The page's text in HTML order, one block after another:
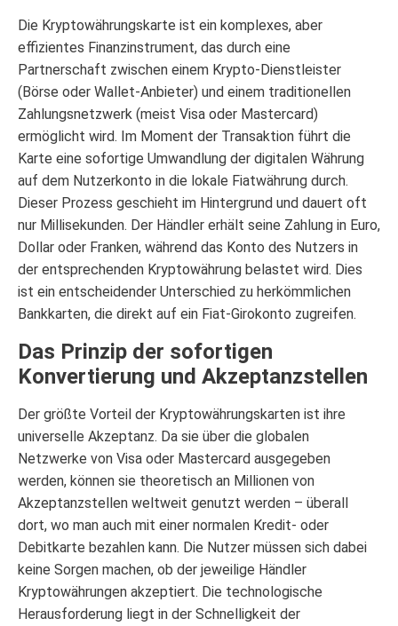
Die Kryptowährungskarte ist ein komplexes, aber
effizientes Finanzinstrument, das durch eine
Partnerschaft zwischen einem Krypto-Dienstleister
(Börse oder Wallet-Anbieter) und einem traditionellen
Zahlungsnetzwerk (meist Visa oder Mastercard)
ermöglicht wird. Im Moment der Transaktion führt die
Karte eine sofortige Umwandlung der digitalen Währung
auf dem Nutzerkonto in die lokale Fiatwährung durch.
Dieser Prozess geschieht im Hintergrund und dauert oft
nur Millisekunden. Der Händler erhält seine Zahlung in Euro,
Dollar oder Franken, während das Konto des Nutzers in
der entsprechenden Kryptowährung belastet wird. Dies
ist ein entscheidender Unterschied zu herkömmlichen
Bankkarten, die direkt auf ein Fiat-Girokonto zugreifen.
Das Prinzip der sofortigen
Konvertierung und Akzeptanzstellen
Der größte Vorteil der Kryptowährungskarten ist ihre
universelle Akzeptanz. Da sie über die globalen
Netzwerke von Visa oder Mastercard ausgegeben
werden, können sie theoretisch an Millionen von
Akzeptanzstellen weltweit genutzt werden – überall
dort, wo man auch mit einer normalen Kredit- oder
Debitkarte bezahlen kann. Die Nutzer müssen sich dabei
keine Sorgen machen, ob der jeweilige Händler
Kryptowährungen akzeptiert. Die technologische
Herausforderung liegt in der Schnelligkeit der